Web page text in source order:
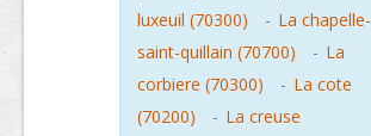
luxeuil (70300)
- La chapelle-
saint-quillain (70700)
- La
corbiere (70300)
- La cote
(70200)
- La creuse